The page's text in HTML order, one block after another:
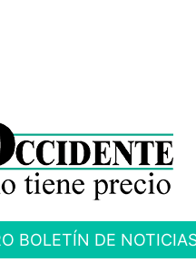
BOLETÍN DE